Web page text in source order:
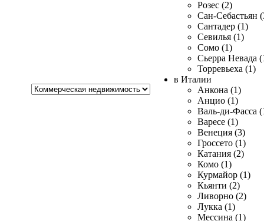
Розес (2)
Сан-Себастьян
Сантадер (1)
Севилья (1)
Сомо (1)
Сьерра Невада
Торревьеха (1)
в Италии
Анкона (1)
Анцио (1)
Валь-ди-Фасса
Варесе (1)
Венеция (3)
Гроссето (1)
Катания (2)
Комо (1)
Курмайор (1)
Кьянти (2)
Ливорно (2)
Лукка (1)
Мессина (1)